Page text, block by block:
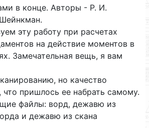
в конце. Авторы - Р. И.
эту работу при расчетах
на действие моментов в
Замечательная вещь, я вам
но качество
что пришлось ее набрать самому.
файлы: ворд, дежавю из
и дежавю из скана